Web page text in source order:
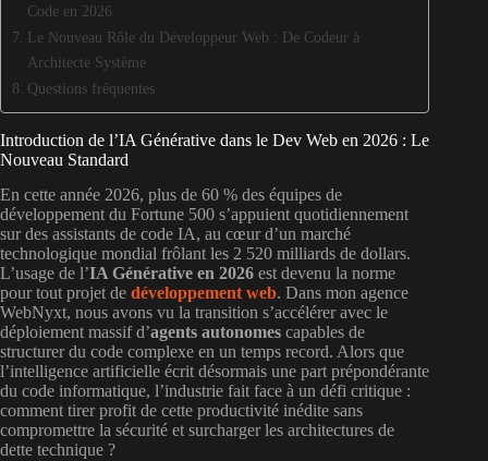
Code en 2026
Le Nouveau Rôle du Développeur Web : De Codeur à
Architecte Système
Questions fréquentes
Introduction de l’IA Générative dans le Dev Web en 2026 : Le
Nouveau Standard
En cette année 2026, plus de 60 % des équipes de
développement du Fortune 500 s’appuient quotidiennement
sur des assistants de code IA, au cœur d’un marché
technologique mondial frôlant les 2 520 milliards de dollars.
L’usage de l’IA Générative en 2026 est devenu la norme
pour tout projet de développement web. Dans mon agence
WebNyxt, nous avons vu la transition s’accélérer avec le
déploiement massif d’agents autonomes capables de
structurer du code complexe en un temps record. Alors que
l’intelligence artificielle écrit désormais une part prépondérante
du code informatique, l’industrie fait face à un défi critique :
comment tirer profit de cette productivité inédite sans
compromettre la sécurité et surcharger les architectures de
dette technique ?